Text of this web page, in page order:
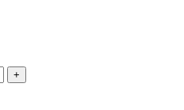
+